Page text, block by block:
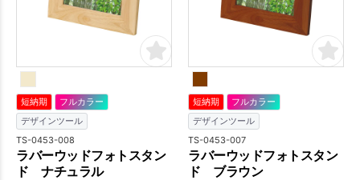
の幸せなので、卒業記念品な
どの贈り物としても重宝され
ています。※天然素材の為、印
刷の際、多少木目の影響を受
ける場合がございます。
短納期
フルカラー
デザインツール
TS-0453-008
ラバーウッドフォトスタン
ド ナチュラル
短納期
フルカラー
デザインツール
TS-0453-007
ラバーウッドフォトスタン
ド ブラウン